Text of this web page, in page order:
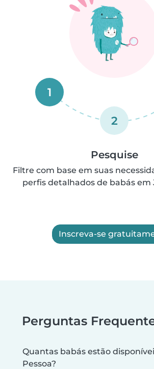
1
2
Pesquise
Filtre com base em suas
perfis detalhados de babás em
Inscreva-se
Perguntas
Quantas babás estão
Pessoa?